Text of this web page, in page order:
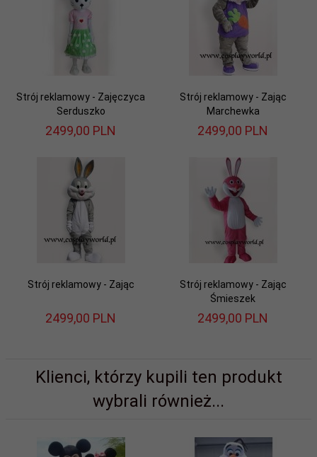
Strój reklamowy - Zajęczyca
Serduszko
2499,00 PLN
Strój reklamowy - Zając
Marchewka
2499,00 PLN
Strój reklamowy - Zając
2499,00 PLN
Strój reklamowy - Zając
Śmieszek
2499,00 PLN
Klienci, którzy kupili ten produkt
wybrali również...